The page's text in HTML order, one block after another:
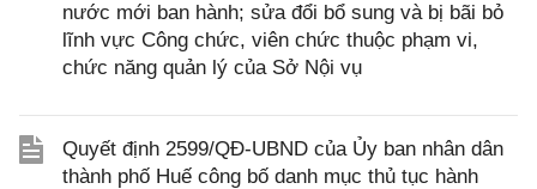
nước mới ban hành; sửa đổi bổ sung và bị bãi bỏ
lĩnh vực Công chức, viên chức thuộc phạm vi,
chức năng quản lý của Sở Nội vụ
Quyết định 2599/QĐ-UBND của Ủy ban nhân dân
thành phố Huế công bố danh mục thủ tục hành